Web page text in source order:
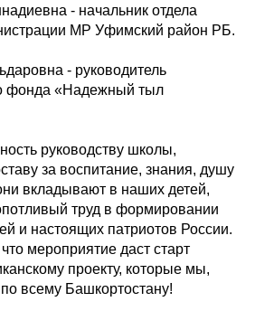
- начальник отдела
МР Уфимский район РБ.
- руководитель
фонда «Надежный тыл
руководству школы,
за воспитание, знания, душу
вкладывают в наших детей,
труд в формировании
и настоящих патриотов России.
мероприятие даст старт
проекту, которые мы,
всему Башкортостану!